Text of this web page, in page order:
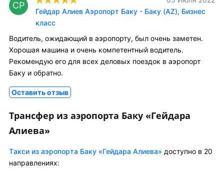
СР
Гейдар Алиев Аэропорт Баку - Баку (AZ), Бизнес
класс
Водитель, ожидающий в аэропорту, был очень заметен.
Хорошая машина и очень компетентный водитель.
Рекомендую его для всех деловых поездок в аэропорт
Баку и обратно.
Оставить отзыв
Трансфер из аэропорта Баку «Гейдара
Алиева»
Tакси из аэропорта Баку «Гейдара Алиева» доступно в 20
направлениях: